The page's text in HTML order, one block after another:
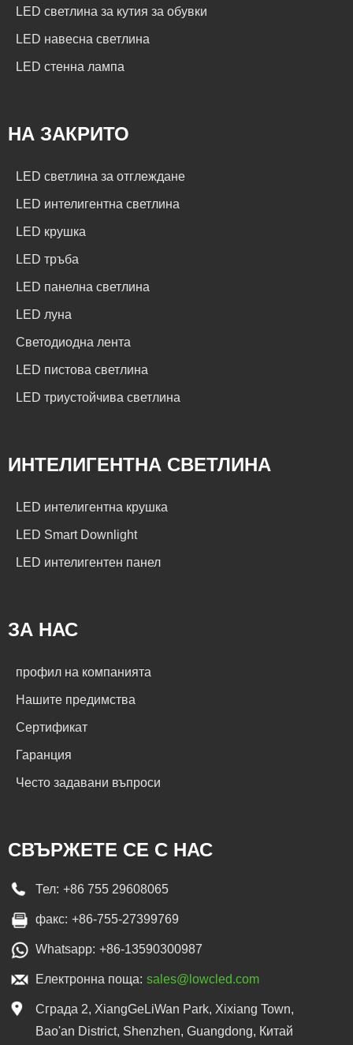
LED светлина за кутия за обувки
LED навесна светлина
LED стенна лампа
НА ЗАКРИТО
LED светлина за отглеждане
LED интелигентна светлина
LED крушка
LED тръба
LED панелна светлина
LED луна
Светодиодна лента
LED пистова светлина
LED триустойчива светлина
ИНТЕЛИГЕНТНА СВЕТЛИНА
LED интелигентна крушка
LED Smart Downlight
LED интелигентен панел
ЗА НАС
профил на компанията
Нашите предимства
Сертификат
Гаранция
Често задавани въпроси
СВЪРЖЕТЕ СЕ С НАС
Тел: +86 755 29608065
факс: +86-755-27399769
Whatsapp: +86-13590300987
Електронна поща: sales@lowcled.com
Сграда 2, XiangGeLiWan Park, Xixiang Town,
Bao'an District, Shenzhen, Guangdong, Китай